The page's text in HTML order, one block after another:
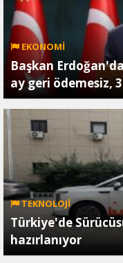
EKONOMİ
Başkan
ay geri ödemesiz,
TEKNOLOJİ
Türkiye'de
hazırlanıyor